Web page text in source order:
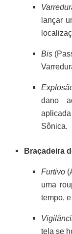
lançar
Bis
dano
Sônica.
Braçadeira
Furtivo
uma
tempo,
tela se